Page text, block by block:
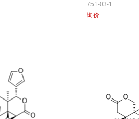
751-03-1
询价